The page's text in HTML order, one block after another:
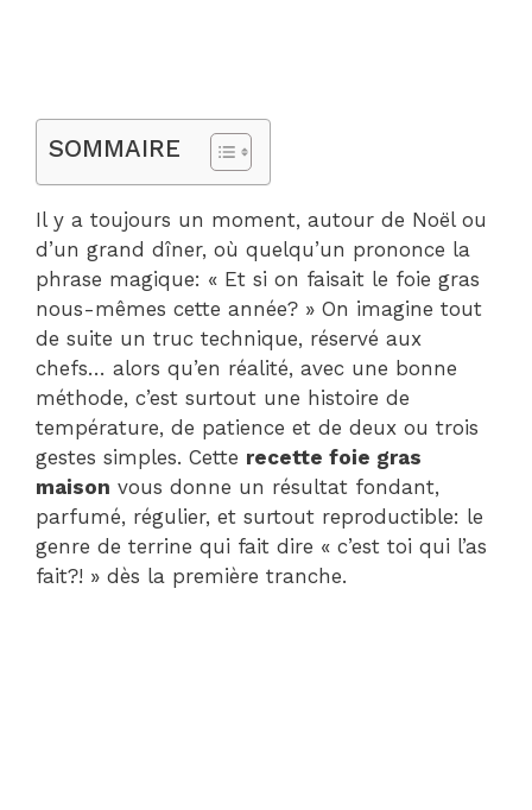
SOMMAIRE
Il y a toujours un moment, autour de Noël ou
d’un grand dîner, où quelqu’un prononce la
phrase magique: « Et si on faisait le foie gras
nous-mêmes cette année? » On imagine tout
de suite un truc technique, réservé aux
chefs… alors qu’en réalité, avec une bonne
méthode, c’est surtout une histoire de
température, de patience et de deux ou trois
gestes simples. Cette recette foie gras
maison vous donne un résultat fondant,
parfumé, régulier, et surtout reproductible: le
genre de terrine qui fait dire « c’est toi qui l’as
fait?! » dès la première tranche.